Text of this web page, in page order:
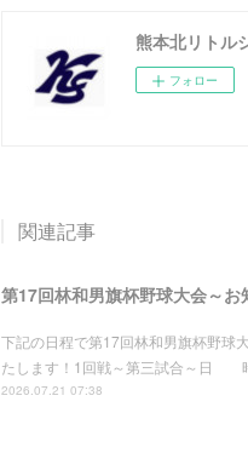
熊本北リトル
フォロー
関連記事
第17回林和男旗杯野球大会～お
下記の日程で第17回林和男旗杯野球
たします！1回戦～第三試合～日
2026.07.21 07:38